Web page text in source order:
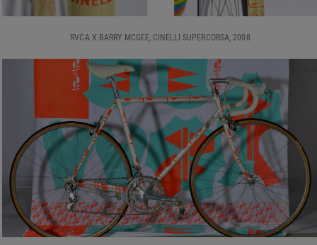
RVCA X BARRY MCGEE, CINELLI SUPERCORSA, 2008